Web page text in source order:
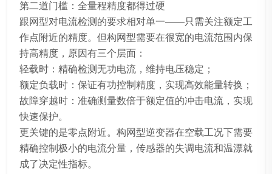
第二道门槛：全量程精度都得过硬
跟网型对电流检测的要求相对单一——只需关注额定工
作点附近的精度。但构网型需要在很宽的电流范围内保
持高精度，原因有三个层面：
轻载时：精确检测无功电流，维持电压稳定；
额定负载时：保证有功控制精度，实现高效能量转换；
故障穿越时：准确测量数倍于额定值的冲击电流，实现
快速保护。
更关键的是零点附近。构网型逆变器在空载工况下需要
精确控制极小的电流分量，传感器的失调电流和温漂就
成了决定性指标。